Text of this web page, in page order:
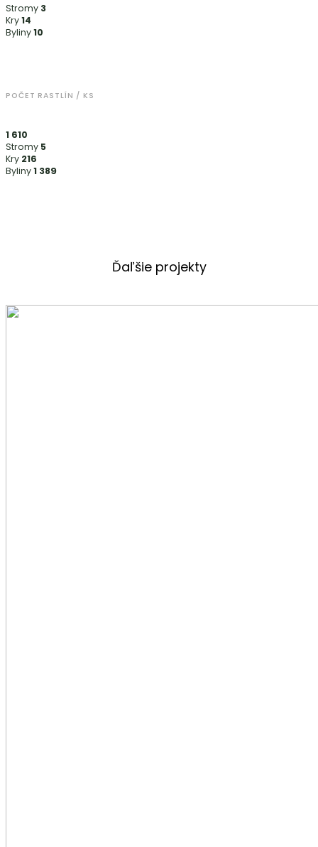
Stromy 3
Kry14
Byliny10
POČET RASTLÍN / KS
1 610
Stromy 5
Kry 216
Byliny1 389
Ďaľšie projekty